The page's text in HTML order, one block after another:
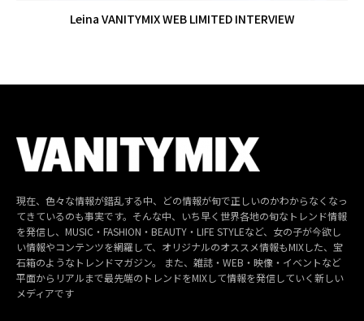
Leina VANITYMIX WEB LIMITED INTERVIEW
現在、色々な情報が錯乱する中、どの情報が旬で正しいのかわからなくなっ
てきているのも事実です。そんな中、いち早く世界各地の旬なトレンド情報
を発信し、MUSIC・FASHION・BEAUTY・LIFE STYLEなど、女の子が今欲し
い情報やコンテンツを網羅して、オリジナルのオススメ情報もMIXした、宝
石箱のようなトレンドマガジン。 また、雑誌・WEB・映像・イベントなど
平面からリアルまで最先端のトレンドをMIXして情報を発信していく新しい
メディアです